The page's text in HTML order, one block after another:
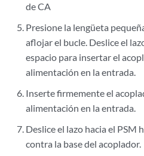
de CA
Presione la lengüeta
aflojar el bucle. Deslice el
espacio para insertar el
alimentación en la entrada.
Inserte firmemente el
alimentación en la entrada.
Deslice el lazo hacia el PSM
contra la base del acoplador.